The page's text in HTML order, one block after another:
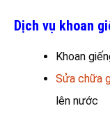
Dịch vụ khoan
Khoan
Sửa chữa
lên nước